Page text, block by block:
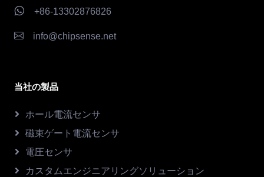
+86-13302876826
info@chipsense.net
当社の製品
ホール電流センサ
磁束ゲート電流センサ
電圧センサ
カスタムエンジニアリングソリューション